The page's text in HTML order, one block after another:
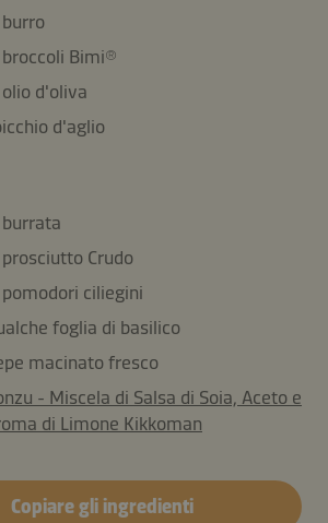
Bimi®
d'oliva
d'aglio
Crudo
ciliegini
foglia di basilico
macinato fresco
- Miscela di Salsa di Soia, Aceto e
di Limone Kikkoman
Copiare gli ingredienti